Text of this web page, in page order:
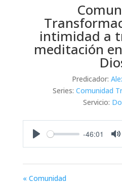
intimidad a
meditación
Predicador:
Series: Comunidad
Servicio:
-46:01
« Comunidad